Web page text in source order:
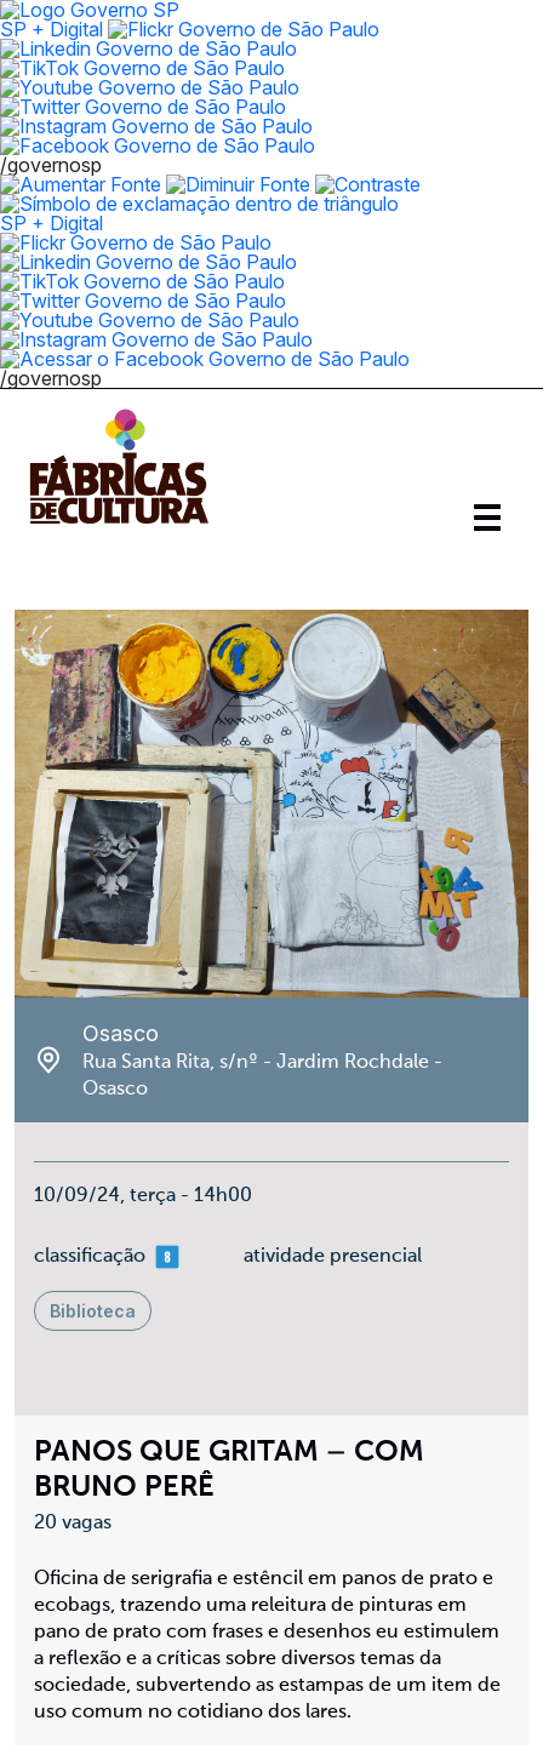
SP + Digital
/governosp
SP + Digital
/governosp
PANOS QUE GRITAM – COM
BRUNO PERÊ
20 vagas
Oficina de serigrafia e estêncil em panos de prato e
ecobags, trazendo uma releitura de pinturas em
pano de prato com frases e desenhos eu estimulem
a reflexão e a críticas sobre diversos temas da
sociedade, subvertendo as estampas de um item de
uso comum no cotidiano dos lares.
Osasco
Rua Santa Rita, s/nº - Jardim Rochdale -
Osasco
10/09/24, terça - 14h00
classificaçãomais 08 atividade presencial
Biblioteca